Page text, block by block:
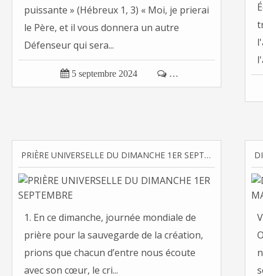
puissante » (Hébreux 1, 3) « Moi, je prierai
le Père, et il vous donnera un autre
Défenseur qui sera...
 5 septembre 2024  …
PRIÈRE UNIVERSELLE DU DIMANCHE 1ER SEPTEMBRE
1. En ce dimanche, journée mondiale de
prière pour la sauvegarde de la création,
prions que chacun d’entre nous écoute
avec son cœur, le cri...